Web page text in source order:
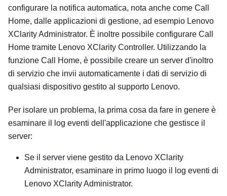
configurare la notifica automatica, nota anche come Call
Home, dalle applicazioni di gestione, ad esempio Lenovo
XClarity Administrator. È inoltre possibile configurare Call
Home tramite Lenovo XClarity Controller. Utilizzando la
funzione Call Home, è possibile creare un server d'inoltro
di servizio che invii automaticamente i dati di servizio di
qualsiasi dispositivo gestito al supporto Lenovo.
Per isolare un problema, la prima cosa da fare in genere è
esaminare il log eventi dell'applicazione che gestisce il
server:
Se il server viene gestito da Lenovo XClarity
Administrator, esaminare in primo luogo il log eventi di
Lenovo XClarity Administrator.